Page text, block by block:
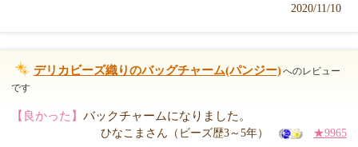
2020/11/10
デリカビーズ織りのバッグチャーム(パンジー)へのレビュー
です
【良かった】 バックチャームになりました。
ひなこまさん（ビーズ歴3～5年） ★9965